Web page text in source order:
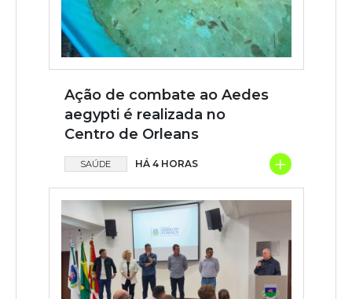
Ação de combate ao Aedes
aegypti é realizada no
Centro de Orleans
SAÚDE HÁ 4 HORAS +